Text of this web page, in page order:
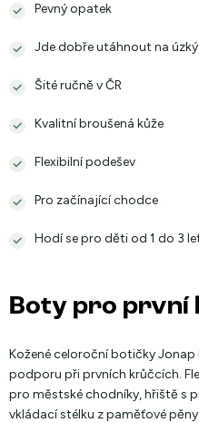
Pevný opatek
Jde dobře utáhnout na
Šité ručně v ČR
Kvalitní broušená kůže
Flexibilní podešev
Pro začínající chodce
Hodí se pro děti od 1 do 3
Boty pro první
Kožené celoroční botičky
podporu při prvních krůčcích.
pro městské chodníky, hřiště s
vkládací stélku z paměťové